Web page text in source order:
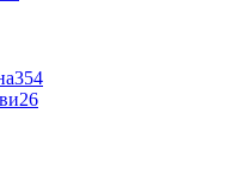
354
26